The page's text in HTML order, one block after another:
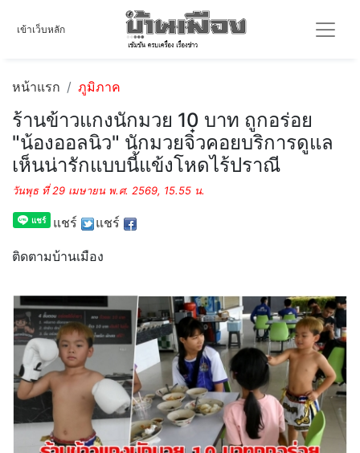
เข้าเว็บหลัก
หน้าแรก ภูมิภาค
ร้านข้าวแกงนักมวย 10 บาท ถูกอร่อย
"น้องออลนิว" นักมวยจิ๋วคอยบริการดูแล
เห็นน่ารักแบบนี้แข้งโหดไร้ปราณี
วันพุธ ที่ 29 เมษายน พ.ศ. 2569, 15.55 น.
แชร์ แชร์
ติดตามบ้านเมือง